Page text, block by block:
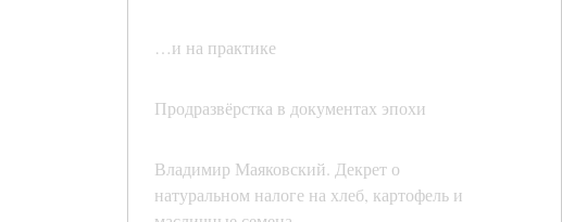
…и на практике
Продразвёрстка в документах эпохи
Владимир Маяковский. Декрет о
натуральном налоге на хлеб, картофель и